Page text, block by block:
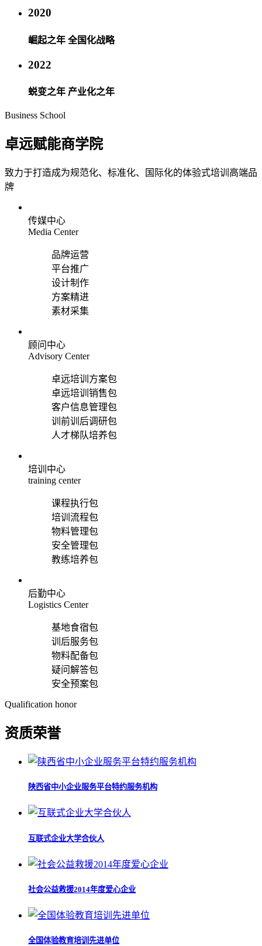
2020
崛起之年 全国化战略
2022
蜕变之年 产业化之年
Business School
卓远赋能商学院
致力于打造成为规范化、标准化、国际化的体验式培训高端品
牌
传媒中心
Media Center
品牌运营
平台推广
设计制作
方案精进
素材采集
顾问中心
Advisory Center
卓远培训方案包
卓远培训销售包
客户信息管理包
训前训后调研包
人才梯队培养包
培训中心
training center
课程执行包
培训流程包
物料管理包
安全管理包
教练培养包
后勤中心
Logistics Center
基地食宿包
训后服务包
物料配备包
疑问解答包
安全预案包
Qualification honor
资质荣誉
陕西省中小企业服务平台特约服务机构
互联式企业大学合伙人
社会公益救援2014年度爱心企业
全国体验教育培训先进单位